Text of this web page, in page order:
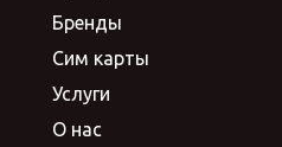
Бренды
Сим карты
Услуги
О нас